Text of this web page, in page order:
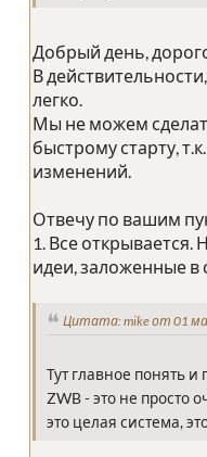
Добрый день,
В
легко.
Мы не можем
быстрому старту,
изменений.
Отвечу по вашим
1. Все открывается.
идеи, заложенные в
Цитата: mike от 01
Тут главное понять
ZWB - это не просто
это целая система,